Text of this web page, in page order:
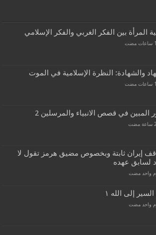
المرأة بين الفكر الغربي والفكر الإسلامي
والشهادة: النظرة الإسلامية في الموت
المبين في قصص الانبياء والمرسلين 2
إيران ثابتة وبخصوص مضيق هرمز تقول لا
لسابق عهده
واحد مضت
إلى الله ١
واحد مضت